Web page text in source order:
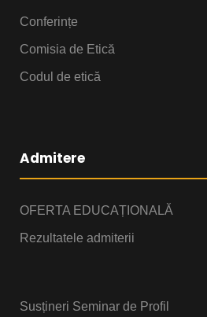
Conferințe
Comisia de Etică
Codul de etică
Admitere
OFERTA EDUCAȚIONALĂ
Rezultatele admiterii
Susțineri Seminar de Profil